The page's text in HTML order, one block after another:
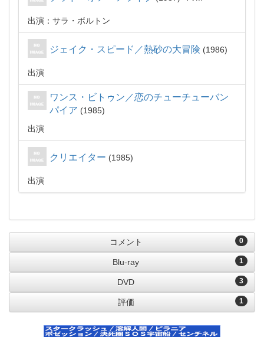
出演：サラ・ボルトン
ジェイク・スピード／熱砂の大冒険 1986
出演
ワンス・ビトゥン／恋のチューチューバン
パイア
1985
出演
クリエイター 1985
出演
0
コメント
1
Blu-ray
3
DVD
1
評価